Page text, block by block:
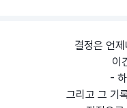
결정은 언
이
-
그리고 그 기